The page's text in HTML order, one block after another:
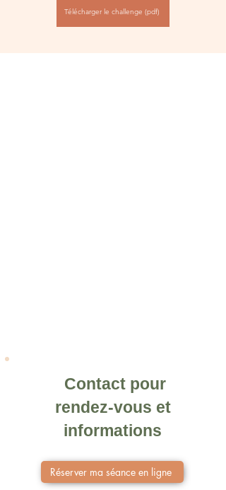
Télécharger le challenge (pdf)
Contact pour
rendez-vous et
informations
Réserver ma séance en ligne